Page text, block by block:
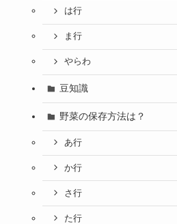
は行
ま行
やらわ
豆知識
野菜の保存方法は？
あ行
か行
さ行
た行